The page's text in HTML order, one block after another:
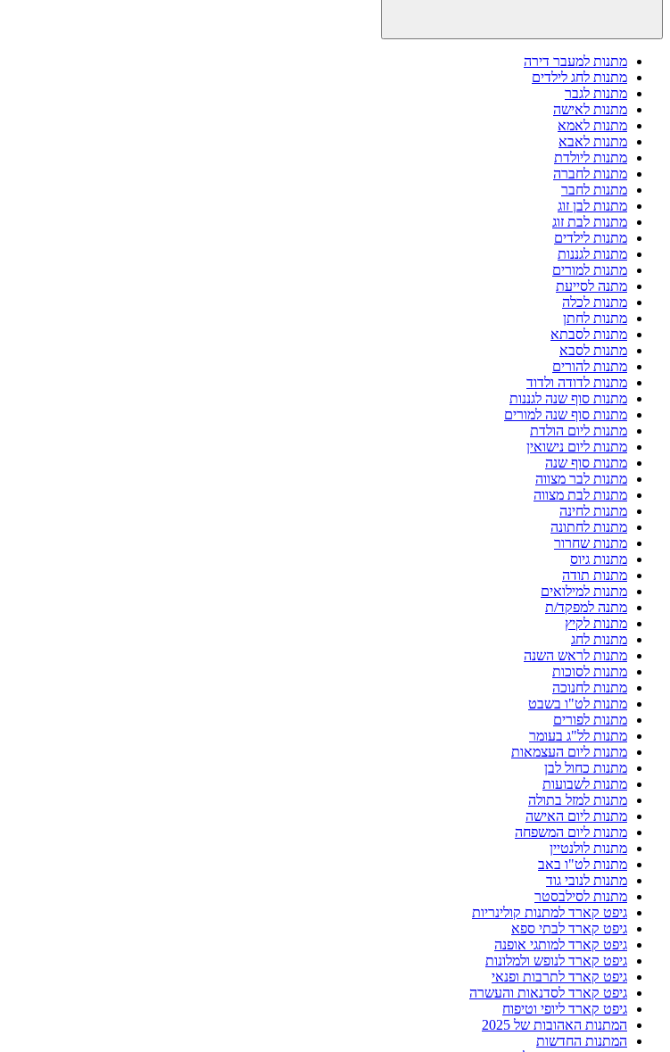
מתנות למעבר דירה
מתנות לחג לילדים
מתנות לגבר
מתנות לאישה
מתנות לאמא
מתנות לאבא
מתנות ליולדת
מתנות לחברה
מתנות לחבר
מתנות לבן זוג
מתנות לבת זוג
מתנות לילדים
מתנות לגננות
מתנות למורים
מתנה לסייעת
מתנות לכלה
מתנות לחתן
מתנות לסבתא
מתנות לסבא
מתנות להורים
מתנות לדודה ולדוד
מתנות סוף שנה לגננות
מתנות סוף שנה למורים
מתנות ליום הולדת
מתנות ליום נישואין
מתנות סוף שנה
מתנות לבר מצווה
מתנות לבת מצווה
מתנות לחינה
מתנות לחתונה
מתנות שחרור
מתנות גיוס
מתנות תודה
מתנות למילואים
מתנה למפקד/ת
מתנות לקיץ
מתנות לחג
מתנות לראש השנה
מתנות לסוכות
מתנות לחנוכה
מתנות לט"ו בשבט
מתנות לפורים
מתנות לל"ג בעומר
מתנות ליום העצמאות
מתנות כחול לבן
מתנות לשבועות
מתנות למזל בתולה
מתנות ליום האישה
מתנות ליום המשפחה
מתנות לולנטיין
מתנות לט"ו באב
מתנות לנובי גוד
מתנות לסילבסטר
גיפט קארד למתנות קולינריות
גיפט קארד לבתי ספא
גיפט קארד למותגי אופנה
גיפט קארד לנופש ולמלונות
גיפט קארד לתרבות ופנאי
גיפט קארד לסדנאות והעשרה
גיפט קארד ליופי וטיפוח
המתנות האהובות של 2025
המתנות החדשות